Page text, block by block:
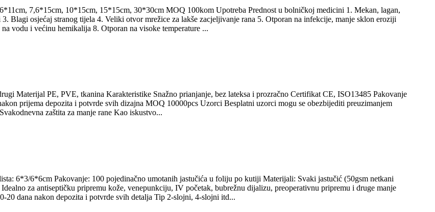
7,6*15cm, 10*15cm, 15*15cm, 30*30cm MOQ 100kom Upotreba Prednost u bolničkoj medicini 1. Mekan, lagan,
Blagi osjećaj stranog tijela 4. Veliki otvor mrežice za lakše zacjeljivanje rana 5. Otporan na infekcije, manje sklon eroziji
vodu i većinu hemikalija 8. Otporan na visoke temperature ...
Materijal PE, PVE, tkanina Karakteristike Snažno prianjanje, bez lateksa i prozračno Certifikat CE, ISO13485 Pakovanje
prijema depozita i potvrde svih dizajna MOQ 10000pcs Uzorci Besplatni uzorci mogu se obezbijediti preuzimanjem
zaštita za manje rane Kao iskustvo...
6*3/6*6cm Pakovanje: 100 pojedinačno umotanih jastučića u foliju po kutiji Materijali: Svaki jastučić (50gsm netkani
za antiseptičku pripremu kože, venepunkciju, IV početak, bubrežnu dijalizu, preoperativnu pripremu i druge manje
dana nakon depozita i potvrde svih detalja Tip 2-slojni, 4-slojni itd...